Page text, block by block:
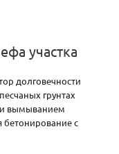
участка
долговечности
грунтах
и вымыванием
бетонирование с